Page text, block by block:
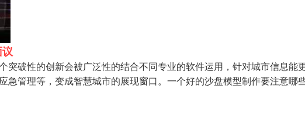
突破性的创新会被广泛性的结合不同专业的软件运用，针对城市信息能
急管理等，变成智慧城市的展现窗口。一个好的沙盘模型制作要注意哪